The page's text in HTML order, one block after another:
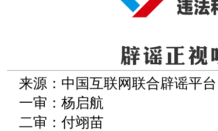
来源：中国互联网联合辟谣平台
一审：杨启航
二审：付翊苗